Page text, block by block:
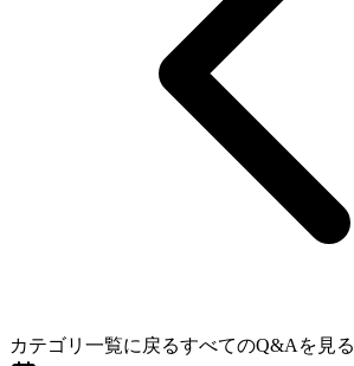
カテゴリ一覧に戻るすべてのQ&Aを見る